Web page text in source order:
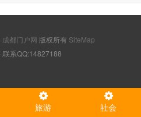
成都门户网 版权所有 SiteMap
联系QQ:14827188
旅游 社会